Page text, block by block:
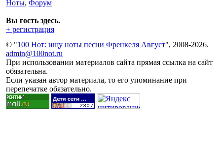
Ноты, Форум
Вы гость здесь.
+ регистрация
© "100 Нот: ищу ноты песни Френкеля Август", 2008-2026.
admin@100not.ru
При использовании материалов сайта прямая ссылка на сайт
обязательна.
Если указан автор материала, то его упоминание при
перепечатке обязательно.